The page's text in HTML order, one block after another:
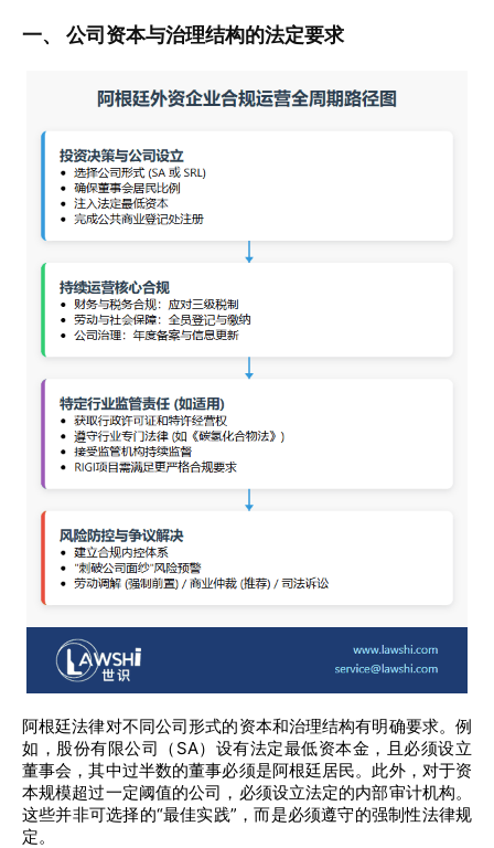
一、 公司资本与治理结构的法定要求
阿根廷法律对不同公司形式的资本和治理结构有明确要求。例
如，股份有限公司（SA）设有法定最低资本金，且必须设立
董事会，其中过半数的董事必须是阿根廷居民。此外，对于资
本规模超过一定阈值的公司，必须设立法定的内部审计机构。
这些并非可选择的“最佳实践”，而是必须遵守的强制性法律规
定。